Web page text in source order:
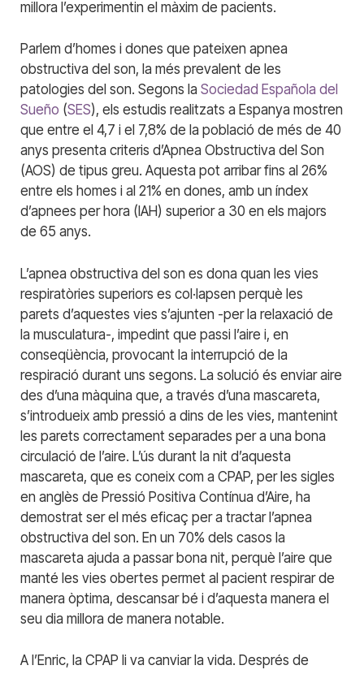
millora l’experimentin el màxim de pacients.
Parlem d’homes i dones que pateixen apnea
obstructiva del son, la més prevalent de les
patologies del son. Segons la Sociedad Española del
Sueño (SES), els estudis realitzats a Espanya mostren
que entre el 4,7 i el 7,8% de la població de més de 40
anys presenta criteris d’Apnea Obstructiva del Son
(AOS) de tipus greu. Aquesta pot arribar fins al 26%
entre els homes i al 21% en dones, amb un índex
d’apnees per hora (IAH) superior a 30 en els majors
de 65 anys.
L’apnea obstructiva del son es dona quan les vies
respiratòries superiors es col·lapsen perquè les
parets d’aquestes vies s’ajunten -per la relaxació de
la musculatura-, impedint que passi l’aire i, en
conseqüència, provocant la interrupció de la
respiració durant uns segons. La solució és enviar aire
des d’una màquina que, a través d’una mascareta,
s’introdueix amb pressió a dins de les vies, mantenint
les parets correctament separades per a una bona
circulació de l’aire. L’ús durant la nit d’aquesta
mascareta, que es coneix com a CPAP, per les sigles
en anglès de Pressió Positiva Contínua d’Aire, ha
demostrat ser el més eficaç per a tractar l’apnea
obstructiva del son. En un 70% dels casos la
mascareta ajuda a passar bona nit, perquè l’aire que
manté les vies obertes permet al pacient respirar de
manera òptima, descansar bé i d’aquesta manera el
seu dia millora de manera notable.
A l’Enric, la CPAP li va canviar la vida. Després de